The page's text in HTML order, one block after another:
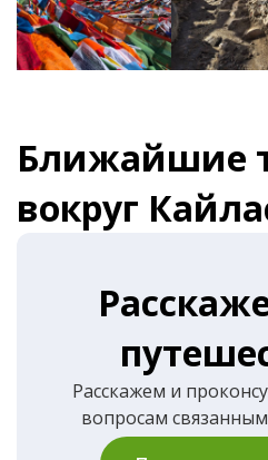
Ближайшие
вокруг
Расскажем и
вопросам